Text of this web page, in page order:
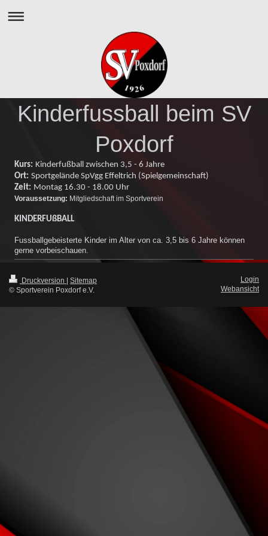
Kinderfussball beim SV
Poxdorf
Kurs: Kinderfußball zwischen 3,5 - 6 Jahre
Ort: Sportgelände SpVgg Effeltrich (Spielgemeinschaft)
Zeit: Montag 16.30 - 18.00 Uhr
Voraussetzung: Mitgliedschaft im Sportverein
KINDERFUßBALL
Fussballgebeisterte Kinder im Alter von ca. 3,5 bis 6 Jahre können
gerne vorbeischauen.
Druckversion | Sitemap
© Sportverein Poxdorf e.V.
Login
Webansicht